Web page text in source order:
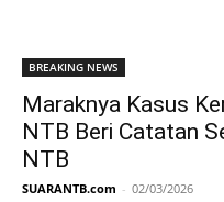
BREAKING NEWS
Maraknya Kasus
NTB Beri Catatan
NTB
SUARANTB.com - 02/03/2026